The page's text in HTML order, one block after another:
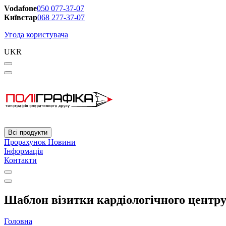
Vodafone050 077-37-07
Київстар068 277-37-07
Угода користувача
UKR
Всі продукти
Прорахунок Новини
Інформація
Контакти
Шаблон візитки кардіологічного
Головна